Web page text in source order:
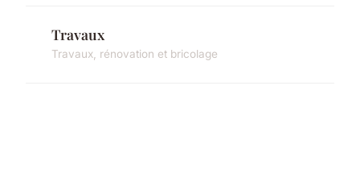
Travaux
Travaux, rénovation et bricolage